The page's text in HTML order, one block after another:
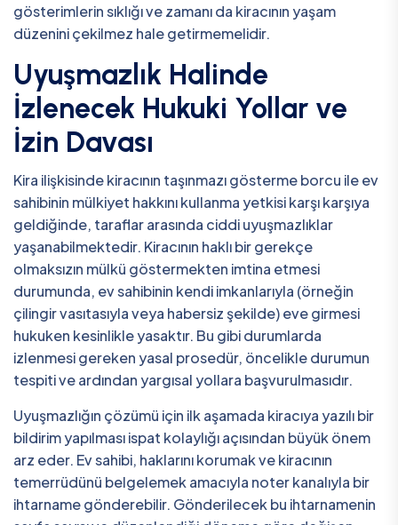
gösterimlerin sıklığı ve zamanı da kiracının yaşam
düzenini çekilmez hale getirmemelidir.
Uyuşmazlık Halinde
İzlenecek Hukuki Yollar ve
İzin Davası
Kira ilişkisinde kiracının taşınmazı gösterme borcu ile ev
sahibinin mülkiyet hakkını kullanma yetkisi karşı karşıya
geldiğinde, taraflar arasında ciddi uyuşmazlıklar
yaşanabilmektedir. Kiracının haklı bir gerekçe
olmaksızın mülkü göstermekten imtina etmesi
durumunda, ev sahibinin kendi imkanlarıyla (örneğin
çilingir vasıtasıyla veya habersiz şekilde) eve girmesi
hukuken kesinlikle yasaktır. Bu gibi durumlarda
izlenmesi gereken yasal prosedür, öncelikle durumun
tespiti ve ardından yargısal yollara başvurulmasıdır.
Uyuşmazlığın çözümü için ilk aşamada kiracıya yazılı bir
bildirim yapılması ispat kolaylığı açısından büyük önem
arz eder. Ev sahibi, haklarını korumak ve kiracının
temerrüdünü belgelemek amacıyla noter kanalıyla bir
ihtarname gönderebilir. Gönderilecek bu ihtarnamenin